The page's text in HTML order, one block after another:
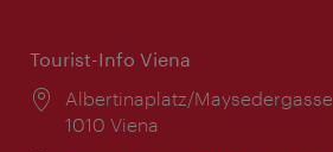
Tourist-Info Viena
Lugar:
Albertinaplatz/Maysedergasse
1010 Viena